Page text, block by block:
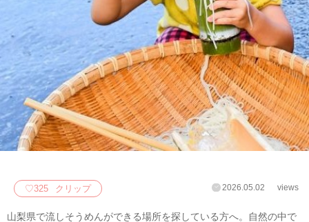
♡325 クリップ 2026.05.02 views
山梨県で流しそうめんができる場所を探している方へ。自然の中で